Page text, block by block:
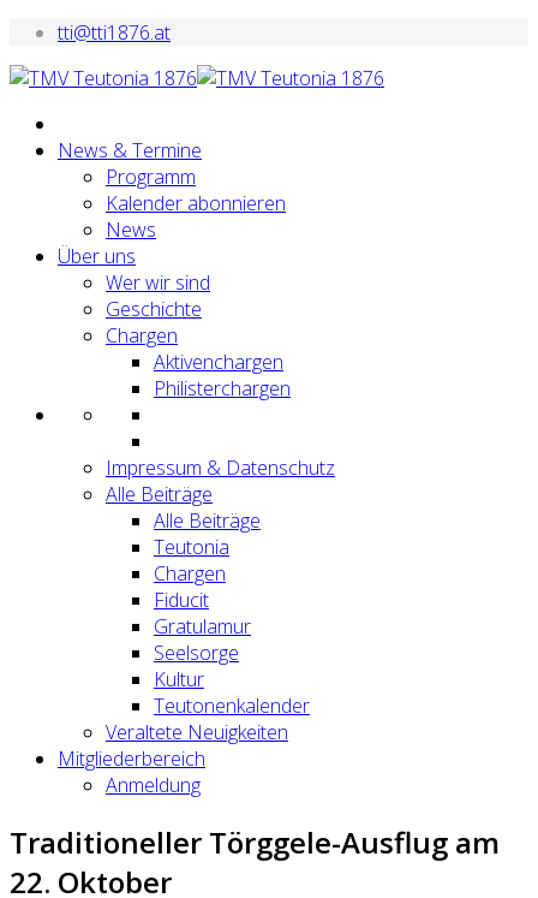
tti@tti1876.at
News & Termine
Programm
Kalender abonnieren
News
Über uns
Wer wir sind
Geschichte
Chargen
Aktivenchargen
Philisterchargen
Impressum & Datenschutz
Alle Beiträge
Alle Beiträge
Teutonia
Chargen
Fiducit
Gratulamur
Seelsorge
Kultur
Teutonenkalender
Veraltete Neuigkeiten
Mitgliederbereich
Anmeldung
Traditioneller Törggele-Ausflug am
22. Oktober